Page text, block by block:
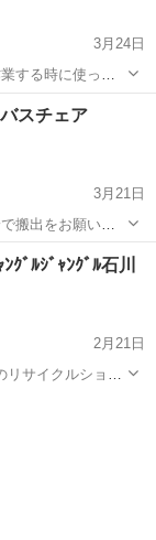
3月24日
われる方などい
スチェア
3月21日
ﾞﾙｼﾞｬﾝｸﾞﾙ石川
2月21日